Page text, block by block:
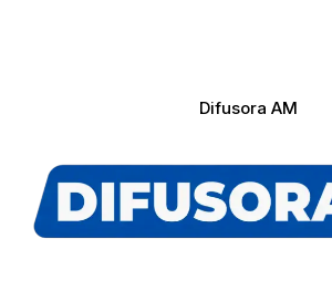
Difusora AM